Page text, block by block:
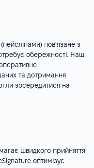
пов'язане з
обережності. Наш
та дотримання
зосередитися на
швидкого прийняття
оптимізує